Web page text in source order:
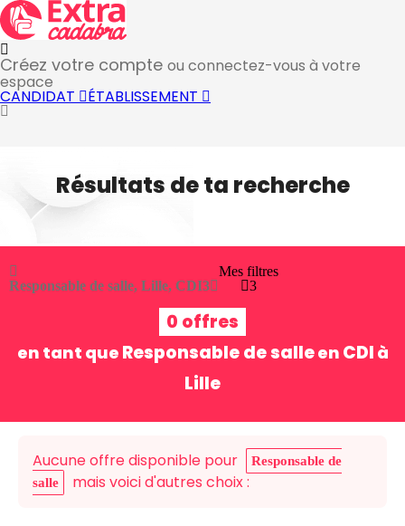
Créez votre compte ou connectez-vous à votre
espace
CANDIDAT ÉTABLISSEMENT
Résultats de ta recherche
Responsable de salle, Lille, CDI3
Mes filtres
3
0 offres
en tant que Responsable de salleen CDI à
Lille
Aucune offre disponible pour
Responsable de
salle
mais voici d'autres choix :